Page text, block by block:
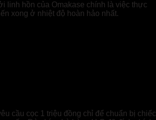
linh hồn của Omakase chính là việc thực
xong ở nhiệt độ hoàn hảo nhất.
cầu cọc 1 triệu đồng chỉ để chuẩn bị chiếc